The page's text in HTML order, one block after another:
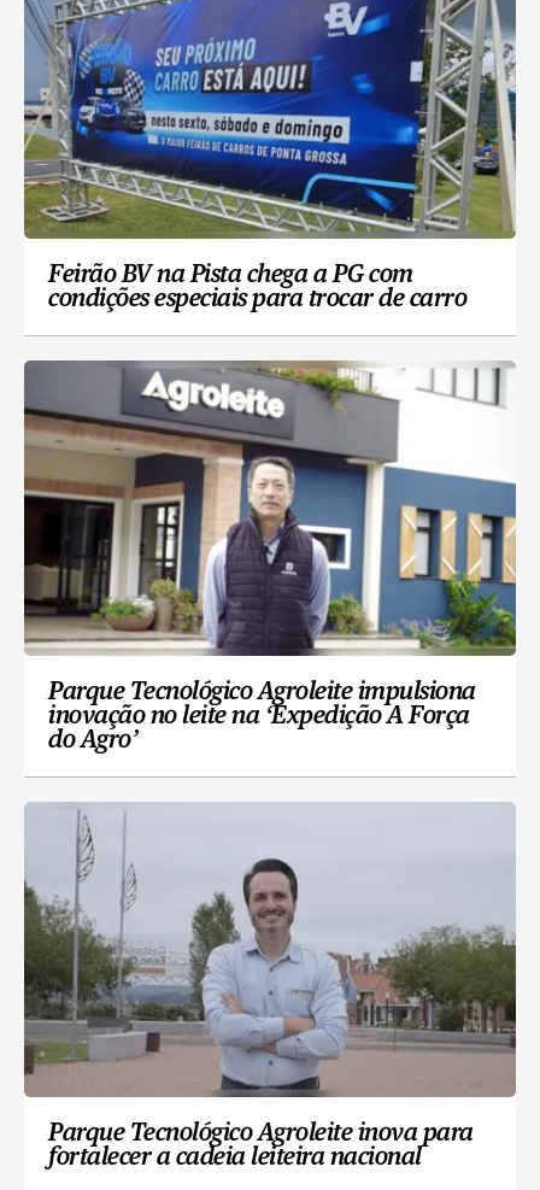
Feirão BV na Pista chega a PG com
condições especiais para trocar de carro
Parque Tecnológico Agroleite impulsiona
inovação no leite na ‘Expedição A Força
do Agro’
Parque Tecnológico Agroleite inova para
fortalecer a cadeia leiteira nacional